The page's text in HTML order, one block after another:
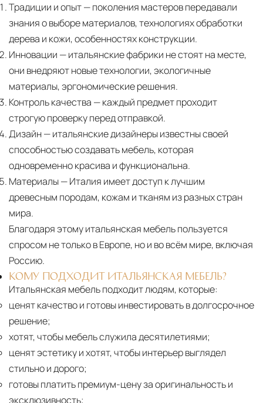
Традиции и опыт— поколения мастеров передавали
знания о выборе материалов, технологиях обработки
дерева и кожи, особенностях конструкции.
Инновации — итальянские фабрики не стоят на месте,
они внедряют новые технологии, экологичные
материалы, эргономические решения.
Контроль качества — каждый предмет проходит
строгую проверку перед отправкой.
Дизайн— итальянские дизайнеры известны своей
способностью создавать мебель, которая
одновременно красива и функциональна.
Материалы— Италия имеет доступ к лучшим
древесным породам, кожам и тканям из разных стран
мира.
Благодаря этому итальянская мебель пользуется
спросом не только в Европе, но и во всём мире, включая
Россию.
КОМУ ПОДХОДИТ ИТАЛЬЯНСКАЯ МЕБЕЛЬ?
Итальянская мебель подходит людям, которые:
ценят качество и готовы инвестировать в долгосрочное
решение;
хотят, чтобы мебель служила десятилетиями;
ценят эстетику и хотят, чтобы интерьер выглядел
стильно и дорого;
готовы платить премиум-цену за оригинальность и
эксклюзивность;